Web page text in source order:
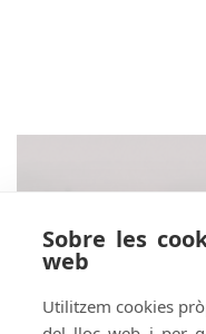
Sobre les
web
Utilitzem cookies